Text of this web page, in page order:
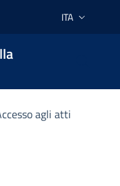
Lingua attiva:
ITA
agli atti